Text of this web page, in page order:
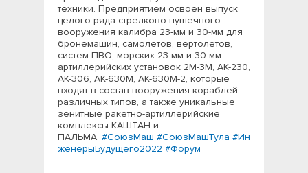
техники. Предприятием освоен выпуск
целого ряда стрелково-пушечного
вооружения калибра 23-мм и 30-мм для
бронемашин, самолетов, вертолетов,
систем ПВО; морских 23-мм и 30-мм
артиллерийских установок 2М-3М, АК-230,
АК-306, АК-630М, АК-630М-2, которые
входят в состав вооружения кораблей
различных типов, а также уникальные
зенитные ракетно-артиллерийские
комплексы КАШТАН и
ПАЛЬМА. #СоюзМаш #СоюзМашТула #Ин
женерыБудущего2022 #Форум